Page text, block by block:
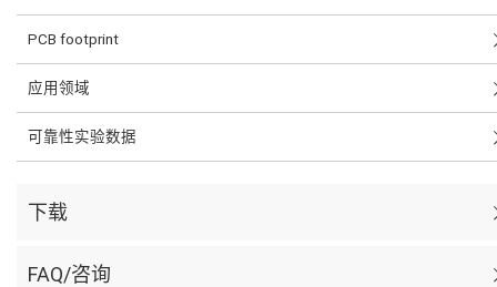
PCB footprint
应用领域
可靠性实验数据
下载
FAQ/咨询